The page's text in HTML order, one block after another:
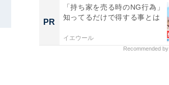
PR
「持ち家を売る時のNG行為」
知ってるだけで得する事とは
イエウール
Recommended by